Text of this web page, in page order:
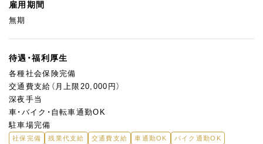
雇用期間
無期
待遇・福利厚生
各種社会保険完備
交通費支給（月上限20,000円）
深夜手当
車・バイク・自転車通勤OK
駐車場完備
社保完備 残業代支給 交通費支給 車通勤OK
バイク通勤OK